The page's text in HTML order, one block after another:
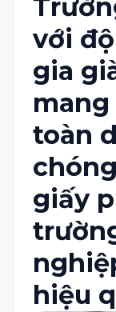
với
gia
toàn
giấy
hiệu